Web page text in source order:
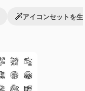
アイコンセットを生